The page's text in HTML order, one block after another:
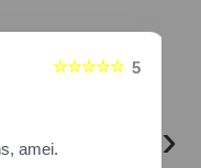
5
☆☆☆☆☆
amei. ›